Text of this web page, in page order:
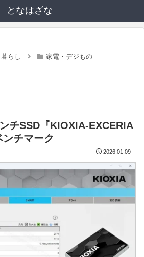
となはざな
らし 家電・デジもの
チSSD『KIOXIA-EXCERIA
ンチマーク
2026.01.09